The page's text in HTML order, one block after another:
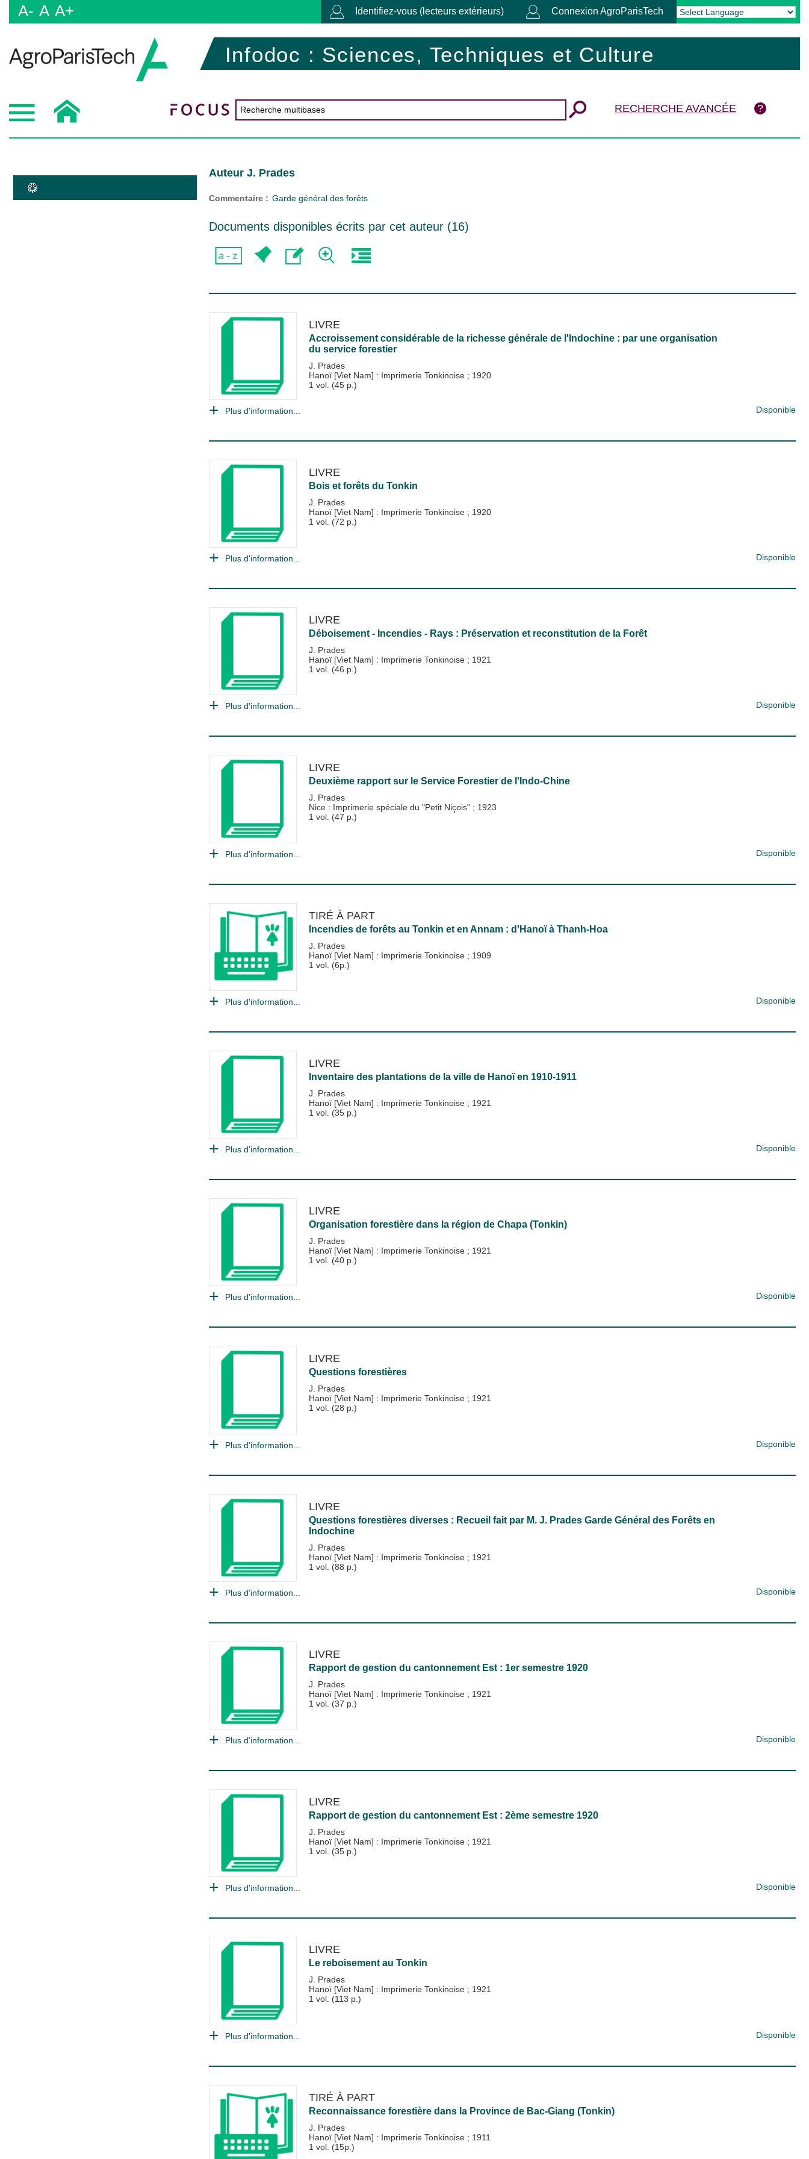
A- A A+ Identifiez-vous (lecteurs extérieurs) Connexion AgroParisTech
Powered by Translate
Infodoc : Sciences, Techniques et Culture
RECHERCHE AVANCÉE
Auteur J. Prades
Commentaire : Garde général des forêts
Documents disponibles écrits par cet auteur (16)
LIVRE
Accroissement considérable de la richesse générale de l'Indochine : par une organisation
du service forestier
J. Prades
Hanoï [Viet Nam] : Imprimerie Tonkinoise ; 1920
1 vol. (45 p.)
Plus d'information... Disponible
LIVRE
Bois et forêts du Tonkin
J. Prades
Hanoï [Viet Nam] : Imprimerie Tonkinoise ; 1920
1 vol. (72 p.)
Plus d'information... Disponible
LIVRE
Déboisement - Incendies - Rays : Préservation et reconstitution de la Forêt
J. Prades
Hanoï [Viet Nam] : Imprimerie Tonkinoise ; 1921
1 vol. (46 p.)
Plus d'information... Disponible
LIVRE
Deuxième rapport sur le Service Forestier de l'Indo-Chine
J. Prades
Nice : Imprimerie spéciale du "Petit Niçois" ; 1923
1 vol. (47 p.)
Plus d'information... Disponible
TIRÉ À PART
Incendies de forêts au Tonkin et en Annam : d'Hanoï à Thanh-Hoa
J. Prades
Hanoï [Viet Nam] : Imprimerie Tonkinoise ; 1909
1 vol. (6p.)
Plus d'information... Disponible
LIVRE
Inventaire des plantations de la ville de Hanoï en 1910-1911
J. Prades
Hanoï [Viet Nam] : Imprimerie Tonkinoise ; 1921
1 vol. (35 p.)
Plus d'information... Disponible
LIVRE
Organisation forestière dans la région de Chapa (Tonkin)
J. Prades
Hanoï [Viet Nam] : Imprimerie Tonkinoise ; 1921
1 vol. (40 p.)
Plus d'information... Disponible
LIVRE
Questions forestières
J. Prades
Hanoï [Viet Nam] : Imprimerie Tonkinoise ; 1921
1 vol. (28 p.)
Plus d'information... Disponible
LIVRE
Questions forestières diverses : Recueil fait par M. J. Prades Garde Général des Forêts en
Indochine
J. Prades
Hanoï [Viet Nam] : Imprimerie Tonkinoise ; 1921
1 vol. (88 p.)
Plus d'information... Disponible
LIVRE
Rapport de gestion du cantonnement Est : 1er semestre 1920
J. Prades
Hanoï [Viet Nam] : Imprimerie Tonkinoise ; 1921
1 vol. (37 p.)
Plus d'information... Disponible
LIVRE
Rapport de gestion du cantonnement Est : 2ème semestre 1920
J. Prades
Hanoï [Viet Nam] : Imprimerie Tonkinoise ; 1921
1 vol. (35 p.)
Plus d'information... Disponible
LIVRE
Le reboisement au Tonkin
J. Prades
Hanoï [Viet Nam] : Imprimerie Tonkinoise ; 1921
1 vol. (113 p.)
Plus d'information... Disponible
TIRÉ À PART
Reconnaissance forestière dans la Province de Bac-Giang (Tonkin)
J. Prades
Hanoï [Viet Nam] : Imprimerie Tonkinoise ; 1911
1 vol. (15p.)